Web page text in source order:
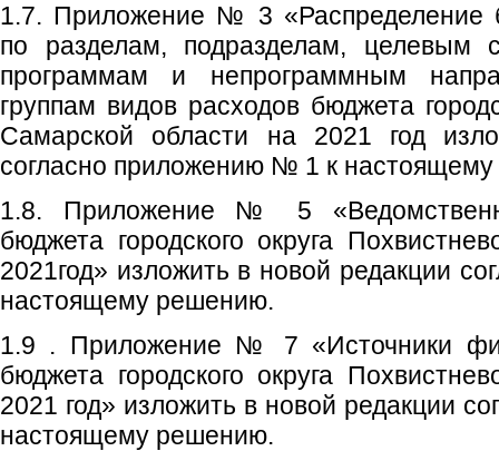
1.7. Приложение № 3 «Распределение
по разделам, подразделам, целевым
программам и непрограммным
группам видов расходов бюджета
Самарской области на 2021 год
согласно приложению № 1 к
1.8. Приложение № 5
бюджета городского округа
2021год» изложить в новой редакции
настоящему решению.
1.9 . Приложение № 7 «Источники
бюджета городского округа
2021 год» изложить в новой редакции
настоящему решению.